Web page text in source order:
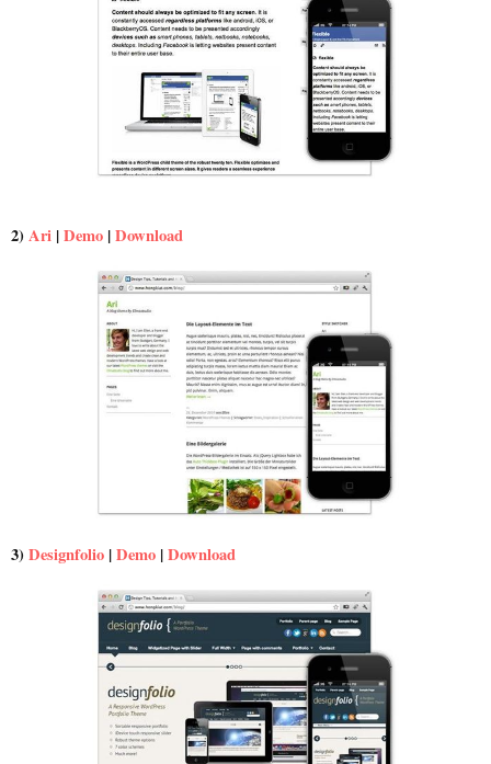
2)Ari |Demo |Download
3)Designfolio |Demo |Download